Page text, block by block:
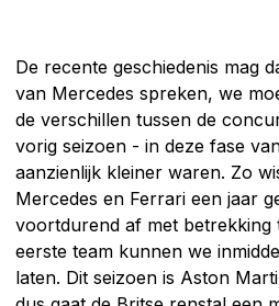
De recente geschiedenis mag
van Mercedes spreken, we
de verschillen tussen de
vorig seizoen - in deze fase
aanzienlijk kleiner waren. Zo
Mercedes en Ferrari een jaar
voortdurend af met betrekking
eerste team kunnen we
laten. Dit seizoen is Aston